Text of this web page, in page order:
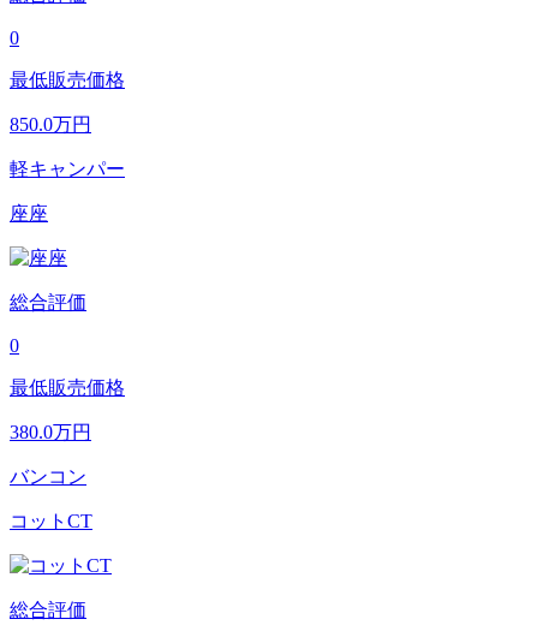
0
最低販売価格
850.0万円
軽キャンパー
座座
総合評価
0
最低販売価格
380.0万円
バンコン
コットCT
総合評価